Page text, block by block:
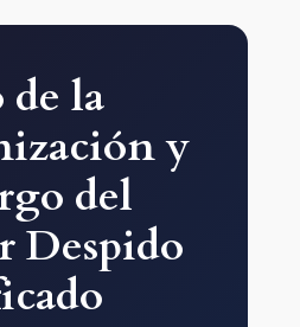
de la
y
del
Despido